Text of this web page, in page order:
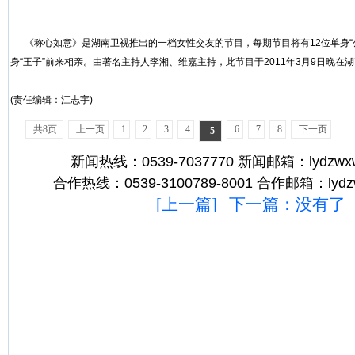
《称心如意》是湖南卫视推出的一档女性交友的节目，每期节目将有12位单身“
身“王子”前来相亲。由著名主持人李湘、维嘉主持，此节目于2011年3月9日晚在
(责任编辑：江志宇)
共8页: 上一页 1 2 3 4 5 6 7 8 下一页
新闻热线：0539-7037770 新闻邮箱：
合作热线：0539-3100789-8001 合作邮箱：
[上一篇] 下一篇：没有了